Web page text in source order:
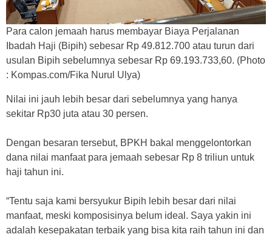
Para calon jemaah harus membayar Biaya Perjalanan
Ibadah Haji (Bipih) sebesar Rp 49.812.700 atau turun dari
usulan Bipih sebelumnya sebesar Rp 69.193.733,60. (Photo
: Kompas.com/Fika Nurul Ulya)
Nilai ini jauh lebih besar dari sebelumnya yang hanya
sekitar Rp30 juta atau 30 persen.
Dengan besaran tersebut, BPKH bakal menggelontorkan
dana nilai manfaat para jemaah sebesar Rp 8 triliun untuk
haji tahun ini.
“Tentu saja kami bersyukur Bipih lebih besar dari nilai
manfaat, meski komposisinya belum ideal. Saya yakin ini
adalah kesepakatan terbaik yang bisa kita raih tahun ini dan